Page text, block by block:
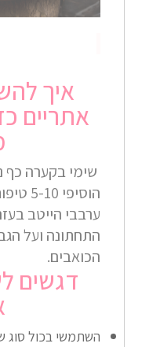
איך
אתריים
שימי בקערה כף
ערבבי הייטב
התחתונה ועל
הכואבים.
דגשים
השתמשי בכול סוג